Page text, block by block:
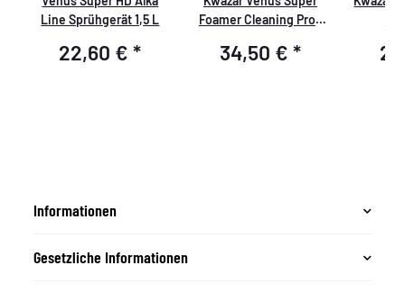
Line Sprühgerät 1,5 L
22,60 €*
Foamer Cleaning Pro+
Zubehör
34,50 € *
(für
Informationen
Gesetzliche Informationen